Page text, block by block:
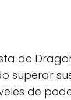
de
superar
de